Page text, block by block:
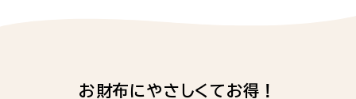
お財布にやさしくてお得！